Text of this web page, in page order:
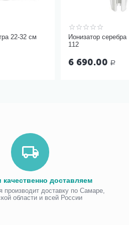
22-32 см
Ионизатор
112
6 690.00 Р
доставляем
производит доставку по Самаре,
области и всей России